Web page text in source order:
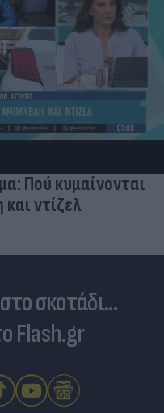
Πού κυμαίνονται
ντίζελ
σκοτάδι...
Flash.gr